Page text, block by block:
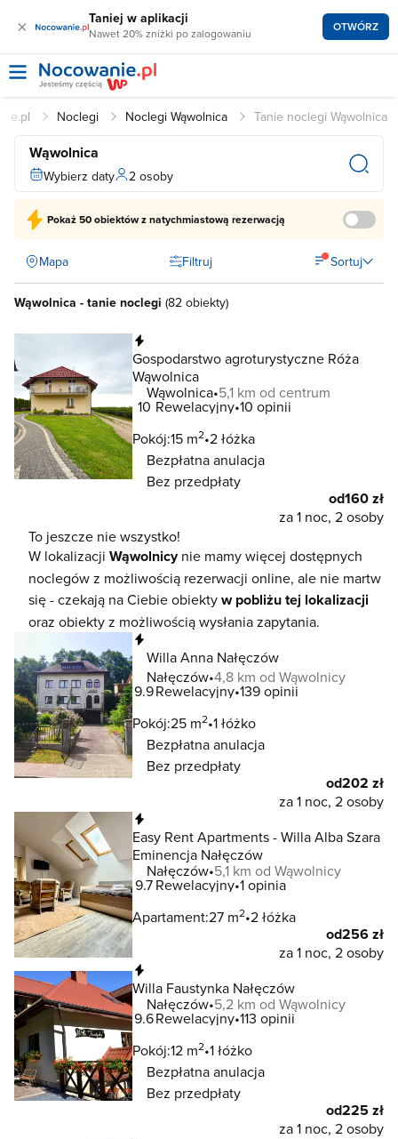
× Taniej w aplikacji
Nawet 20% zniżki po zalogowaniu OTWÓRZ
Noclegi Noclegi Wąwolnica Tanie noclegi Wąwolnica
Wąwolnica
Wybierz daty 2 osoby
Pokaż50 obiektówz natychmiastową rezerwacją
Mapa Filtruj Sortuj
Wąwolnica - tanie noclegi (82 obiekty)
Gospodarstwo agroturystyczne Róża
Wąwolnica
Wąwolnica 5,1 km od centrum
10 Rewelacyjny 10 opinii
Pokój:15 m2 2 łóżka
Bezpłatna anulacja
Bez przedpłaty
od160 zł
za 1 noc, 2 osoby
To jeszcze nie wszystko!
W lokalizacji Wąwolnicynie mamy więcej dostępnych
noclegów z możliwością rezerwacji online, ale nie martw
się - czekają na Ciebie obiektyw pobliżu tej lokalizacji
oraz obiekty z możliwością wysłania zapytania.
Willa Anna Nałęczów
Nałęczów 4,8 km od Wąwolnicy
9.9Rewelacyjny 139 opinii
Pokój:25 m2 1 łóżko
Bezpłatna anulacja
Bez przedpłaty
od202 zł
za 1 noc, 2 osoby
Easy Rent Apartments - Willa Alba Szara
Eminencja Nałęczów
Nałęczów 5,1 km od Wąwolnicy
9.7Rewelacyjny 1 opinia
Apartament:27 m2 2 łóżka
od256 zł
za 1 noc, 2 osoby
Willa Faustynka Nałęczów
Nałęczów 5,2 km od Wąwolnicy
9.6Rewelacyjny 113 opinii
Pokój:12 m2 1 łóżko
Bezpłatna anulacja
Bez przedpłaty
od225 zł
za 1 noc, 2 osoby